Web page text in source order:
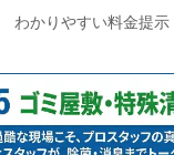
わかりやすい料金提示